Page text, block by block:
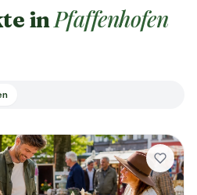
inPfaffenhofen